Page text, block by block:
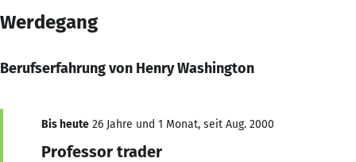
Werdegang
Berufserfahrung von Henry Washington
Bis heute 26 Jahre und 1 Monat, seit Aug. 2000
Professor trader